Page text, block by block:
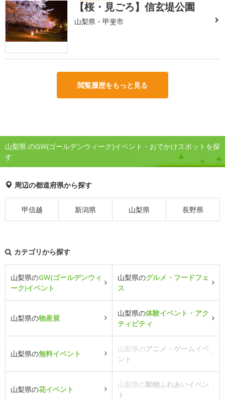
【桜・見ごろ】信玄堤公園
山梨県・甲斐市
閲覧履歴をもっと見る
山梨県 のGW(ゴールデンウィーク)イベント・おでかけスポットを探
す
周辺の都道府県から探す
甲信越 新潟県 山梨県 長野県
カテゴリから探す
山梨県のGW(ゴールデンウィ
ーク)イベント
山梨県のグルメ・フードフェ
ス
山梨県の物産展
山梨県の体験イベント・アク
ティビティ
山梨県の無料イベント
山梨県のアニメ・ゲームイベ
ント
山梨県の花イベント
山梨県の動物ふれあいイベン
ト